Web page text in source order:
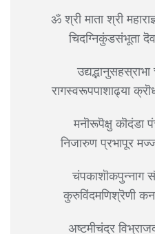
ॐ श्री माता श्री
चिदग्निकुंडसंभूता
उद्यद्भानुसहस्राभा
रागस्वरूपपाशाढ्या
मनॊरूपॆक्षु कॊदंडा
निजारुण प्रभापूर
चंपकाशॊकपुन्नाग
कुरुविंदमणिश्रॆणी
अष्टमीचंद्र